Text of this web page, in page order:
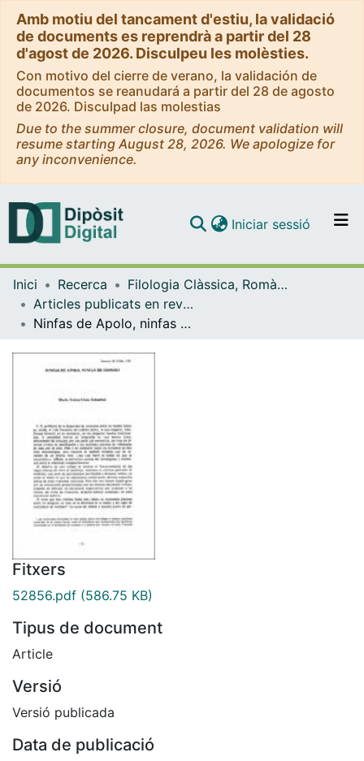
Amb motiu del tancament d'estiu, la validació
de documents es reprendrà a partir del 28
d'agost de 2026. Disculpeu les molèsties.
Con motivo del cierre de verano, la validación de
documentos se reanudará a partir del 28 de agosto
de 2026. Disculpad las molestias
Due to the summer closure, document validation will
resume starting August 28, 2026. We apologize for
any inconvenience.
Navega per tot el DD
Iniciar sessió (current)
Inici Recerca
Filologia Clàssica, Romànica i Semítica
Articles publicats en revistes (Filologia Clàssica, Romànica i Semítica)
Ninfas de Apolo, ninfas de Dioniso
Fitxers
52856.pdf (586.75 KB)
Tipus de document
Article
Versió
Versió publicada
Data de publicació